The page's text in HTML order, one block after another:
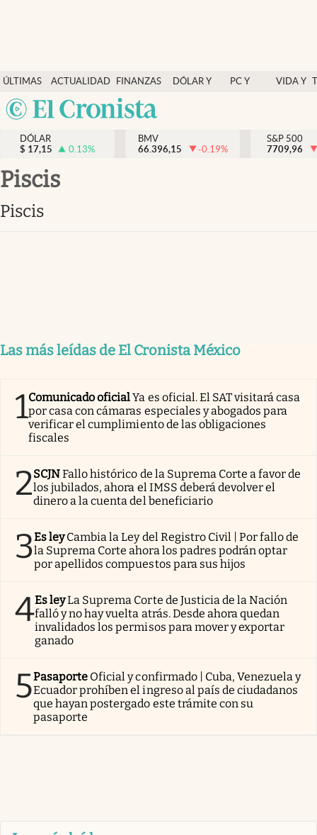
ÚLTIMAS
NOTICIAS
ACTUALIDAD
FINANZAS
Y
ECONOMÍA
DÓLAR Y
PC Y
VIDA Y
México
Actualidad
Finanzas y economía
Dólar y mercados
Opinión
Brand Strategy
Espiritualidad
abre en nueva pestaña
México
DÓLAR
$ 17,15 0.13%
BMV
66.396,15
-0.19%
S&P 500
7709,96
Piscis
Piscis
Las más leídas de El Cronista México
1Comunicado oficialYa es oficial. El SAT visitará casa
por casa con cámaras especiales y abogados para
verificar el cumplimiento de las obligaciones
fiscales
2SCJNFallo histórico de la Suprema Corte a favor de
los jubilados, ahora el IMSS deberá devolver el
dinero a la cuenta del beneficiario
3Es ley Cambia la Ley del Registro Civil | Por fallo de
la Suprema Corte ahora los padres podrán optar
por apellidos compuestos para sus hijos
4Es leyLa Suprema Corte de Justicia de la Nación
falló y no hay vuelta atrás. Desde ahora quedan
invalidados los permisos para mover y exportar
ganado
5Pasaporte Oficial y confirmado | Cuba, Venezuela y
Ecuador prohíben el ingreso al país de ciudadanos
que hayan postergado este trámite con su
pasaporte